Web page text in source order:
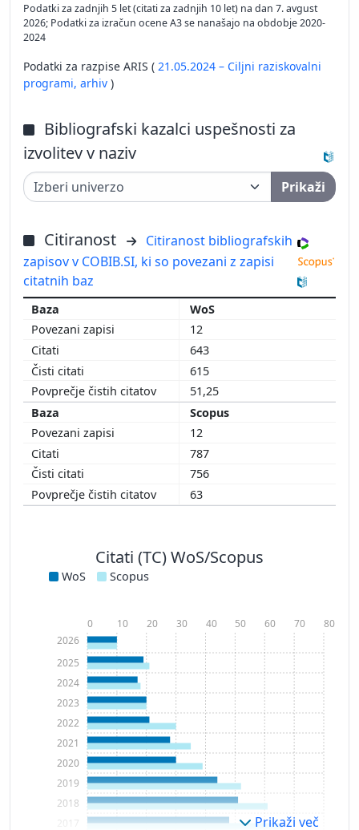
Podatki za zadnjih 5 let (citati za zadnjih 10 let) na dan 7. avgust
2026; Podatki za izračun ocene A3 se nanašajo na obdobje 2020-
2024
Podatki za razpise ARIS ( 21.05.2024 – Ciljni raziskovalni
programi, arhiv )
Bibliografski kazalci uspešnosti za
izvolitev v naziv
Prikaži
Citiranost
Citiranost bibliografskih
zapisov v COBIB.SI, ki so povezani z zapisi
citatnih baz
WoS
12
643
615
51,25
Scopus
12
787
756
63
Citati (TC) WoS/Scopus
WoS Scopus
2017
2018
2019
2020
2021
2022
2023
2024
2025
2026
0 10 20 30 40 50 60 70 80
Prikaži več